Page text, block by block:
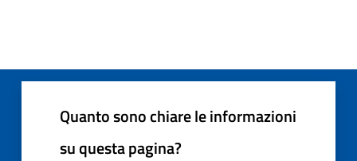
Quanto sono chiare le informazioni
su questa pagina?